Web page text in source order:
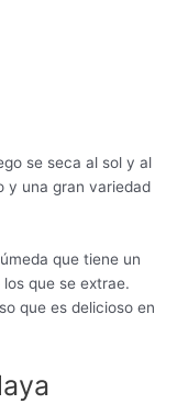
se seca al sol y al
y una gran variedad
que tiene un
que se extrae.
que es delicioso en